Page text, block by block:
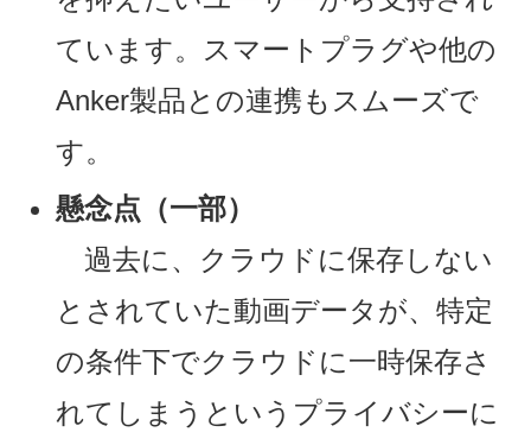
ています。スマートプラグや他の
Anker製品との連携もスムーズで
す。
懸念点（一部）
過去に、クラウドに保存しない
とされていた動画データが、特定
の条件下でクラウドに一時保存さ
れてしまうというプライバシーに